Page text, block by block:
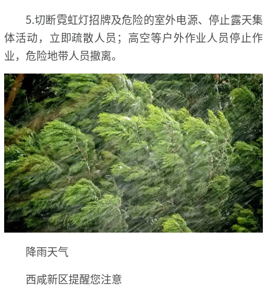
5.切断霓虹灯招牌及危险的室外电源、停止露天集
体活动，立即疏散人员；高空等户外作业人员停止作
业，危险地带人员撤离。
降雨天气
西咸新区提醒您注意